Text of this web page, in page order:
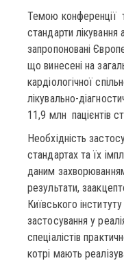
Темою конференції
стандарти лікування
запропоновані
що винесені на
кардіологічної
лікувально-
11,9 млн пацієнтів
Необхідність
стандартах та їх
даним
результати,
Київського
застосування у
спеціалістів
котрі мають